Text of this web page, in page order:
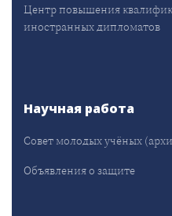
Центр повышения
иностранных дипломатов
Научная работа
Совет молодых учёных
Объявления о защите